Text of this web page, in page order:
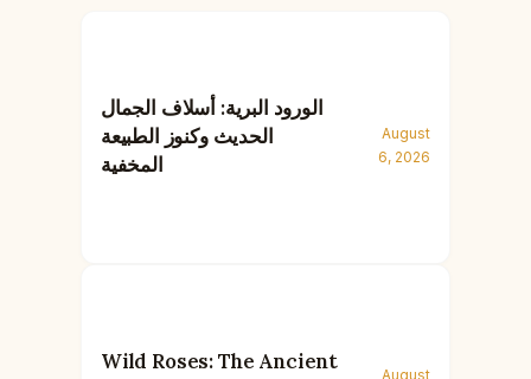
الورود البرية: أسلاف الجمال
الحديث وكنوز الطبيعة
المخفية
August
6, 2026
Wild Roses: The Ancient
August